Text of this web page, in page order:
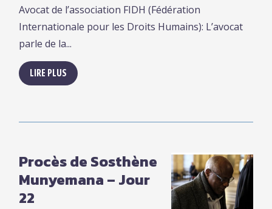
Avocat de l’association FIDH (Fédération
Internationale pour les Droits Humains): L’avocat
parle de la...
LIRE PLUS
Procès de Sosthène
Munyemana – Jour
22